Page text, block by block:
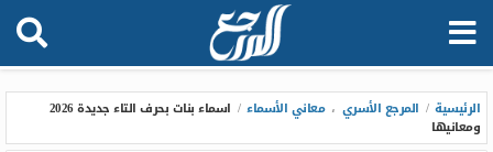
الرئيسية / المرجع الأسري ، معاني الأسماء /
اسماء بنات بحرف التاء جديدة 2026
ومعانيها